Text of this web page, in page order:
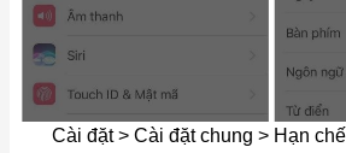
Cài đặt > Cài đặt chung > Hạn